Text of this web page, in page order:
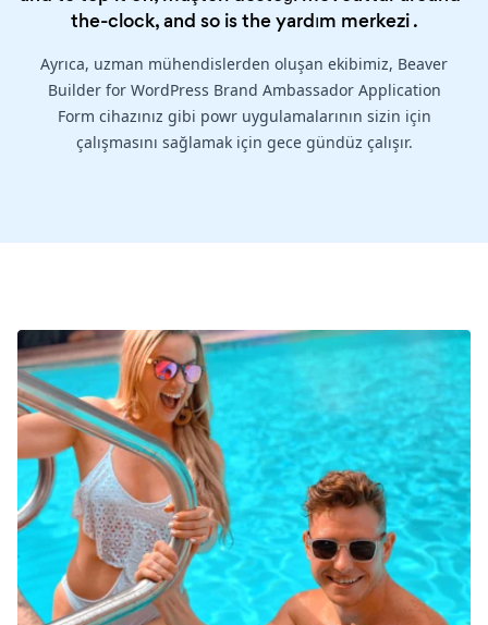
the-clock, and so is theyardım merkezi.
Ayrıca, uzman mühendislerden oluşan ekibimiz, Beaver
Builder for WordPress Brand Ambassador Application
Form cihazınız gibi powr uygulamalarının sizin için
çalışmasını sağlamak için gece gündüz çalışır.